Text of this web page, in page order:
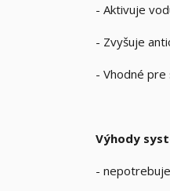
- Aktivuje
- Zvyšuje
- Vhodné
Výhody
-